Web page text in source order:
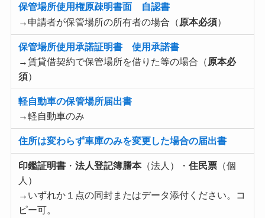
保管場所使用権原疎明書面 自認書
→申請者が保管場所の所有者の場合（ 原本必須）
保管場所使用承諾証明書 使用承諾書
→賃貸借契約で保管場所を借りた等の場合（ 原本必
須）
軽自動車の保管場所届出書
→軽自動車のみ
住所は変わらず車庫のみを変更した場合の届出書
印鑑証明書 ・法人登記簿謄本（法人）・住民票 （個
人）
→いずれか１点の同封またはデータ添付ください。コ
ピー可。